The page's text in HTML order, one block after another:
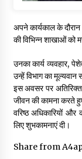
अपने कार्यकाल के
की विभिन्न शाखाओं को
उनका कार्य व्यवहार,
उन्हें विभाग का मूल्यवान
इस अवसर पर
जीवन की कामना करते
वरिष्ठ अधिकारियों
लिए शुभकामनाएं दी।
Share from